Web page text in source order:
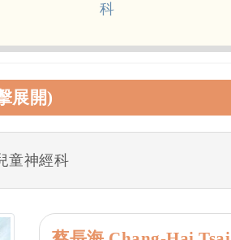
科
展開)
童神經科